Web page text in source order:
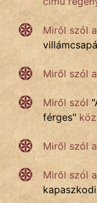
Miről szól a
Miről szól a
Miről szól "
férges"
Miről szól a
Miről szól a